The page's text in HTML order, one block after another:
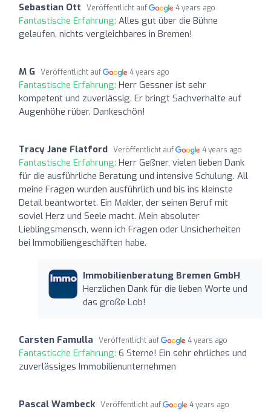
Sebastian Ott Veröffentlicht auf 4 years ago
Fantastische Erfahrung: Alles gut über die Bühne
gelaufen, nichts vergleichbares in Bremen!
M G Veröffentlicht auf 4 years ago
Fantastische Erfahrung: Herr Gessner ist sehr
kompetent und zuverlässig. Er bringt Sachverhalte auf
Augenhöhe rüber. Dankeschön!
Tracy Jane Flatford Veröffentlicht auf 4 years ago
Fantastische Erfahrung: Herr Geßner, vielen lieben Dank
für die ausführliche Beratung und intensive Schulung. All
meine Fragen wurden ausführlich und bis ins kleinste
Detail beantwortet. Ein Makler, der seinen Beruf mit
soviel Herz und Seele macht. Mein absoluter
Lieblingsmensch, wenn ich Fragen oder Unsicherheiten
bei Immobiliengeschäften habe.
Immobilienberatung Bremen GmbH
Herzlichen Dank für die lieben Worte und
das große Lob!
Carsten Famulla Veröffentlicht auf 4 years ago
Fantastische Erfahrung: 6 Sterne! Ein sehr ehrliches und
zuverlässiges Immobilienunternehmen
Pascal Wambeck Veröffentlicht auf 4 years ago